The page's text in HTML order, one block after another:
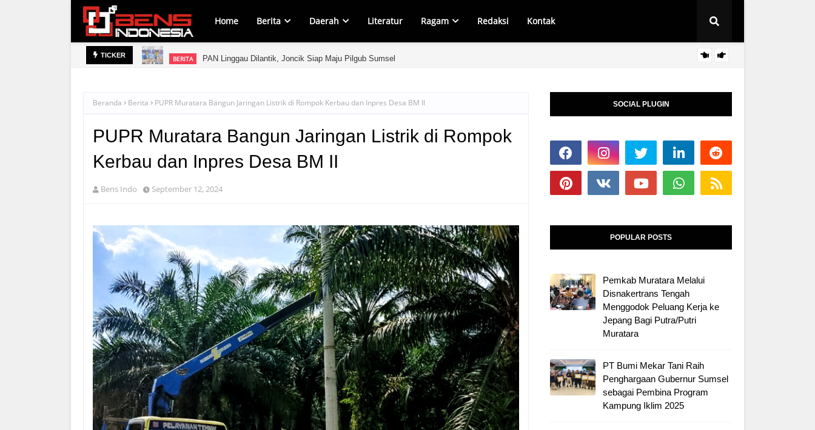
Home Berita Daerah Literatur Ragam Redaksi Kontak
TICKER BERITA PAN Linggau Dilantik, Joncik Siap Maju Pilgub Sumsel
Beranda Berita PUPR Muratara Bangun Jaringan Listrik di Rompok Kerbau dan Inpres Desa BM II
PUPR Muratara Bangun Jaringan Listrik di Rompok
Kerbau dan Inpres Desa BM II
Bens Indo September 12, 2024
SOCIAL PLUGIN
POPULAR POSTS
Pemkab Muratara Melalui
Disnakertrans Tengah
Menggodok Peluang Kerja ke
Jepang Bagi Putra/Putri
Muratara
PT Bumi Mekar Tani Raih
Penghargaan Gubernur Sumsel
sebagai Pembina Program
Kampung Iklim 2025